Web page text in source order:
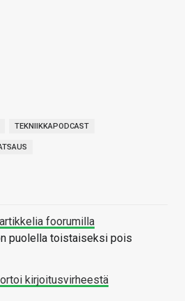
TEKNIIKKAPODCAST
foorumilla
puolella toistaiseksi pois
kirjoitusvirheestä